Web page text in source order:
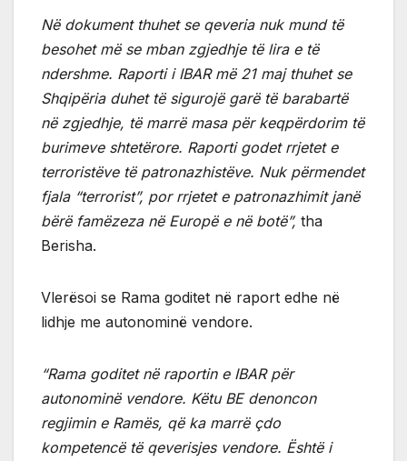
Në dokument thuhet se qeveria nuk mund të
besohet më se mban zgjedhje të lira e të
ndershme. Raporti i IBAR më 21 maj thuhet se
Shqipëria duhet të sigurojë garë të barabartë
në zgjedhje, të marrë masa për keqpërdorim të
burimeve shtetërore. Raporti godet rrjetet e
terroristëve të patronazhistëve. Nuk përmendet
fjala “terrorist”, por rrjetet e patronazhimit janë
bërë famëzeza në Europë e në botë”, tha
Berisha.
Vlerësoi se Rama goditet në raport edhe në
lidhje me autonominë vendore.
“Rama goditet në raportin e IBAR për
autonominë vendore. Këtu BE denoncon
regjimin e Ramës, që ka marrë çdo
kompetencë të qeverisjes vendore. Është i